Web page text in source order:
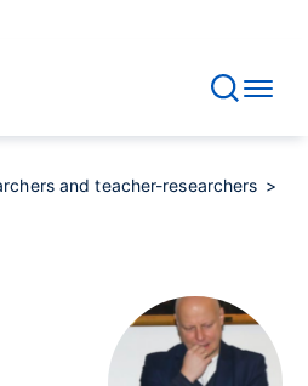
and teacher-researchers